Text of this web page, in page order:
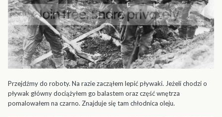
Przejdźmy do roboty. Na razie zacząłem lepić pływaki. Jeżeli chodzi o
pływak główny dociążyłem go balastem oraz część wnętrza
pomalowałem na czarno. Znajduje się tam chłodnica oleju.